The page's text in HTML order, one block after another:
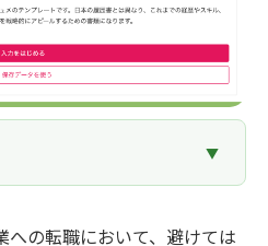
の転職において、避けては